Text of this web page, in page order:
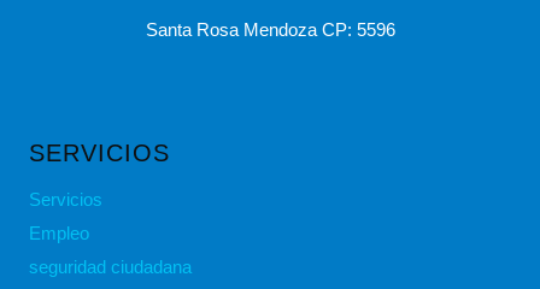
Santa Rosa Mendoza CP: 5596
SERVICIOS
Servicios
Empleo
seguridad ciudadana